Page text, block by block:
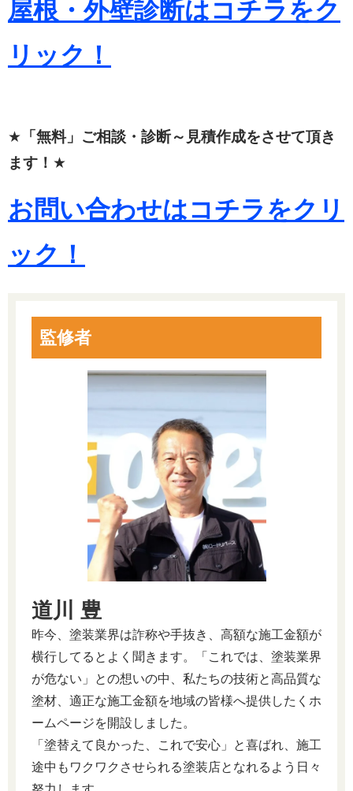
屋根・外壁診断はコチラをク
リック！
★ 「無料」ご相談・診断～見積作成をさせて頂き
ます！ ★
お問い合わせはコチラをクリ
ック！
監修者
道川 豊
昨今、塗装業界は詐称や手抜き、高額な施工金額が
横行してるとよく聞きます。「これでは、塗装業界
が危ない」との想いの中、私たちの技術と高品質な
塗材、適正な施工金額を地域の皆様へ提供したくホ
ームページを開設しました。
「塗替えて良かった、これで安心」と喜ばれ、施工
途中もワクワクさせられる塗装店となれるよう日々